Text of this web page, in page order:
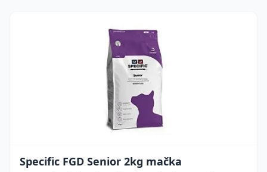
Specific FGD Senior 2kg mačka